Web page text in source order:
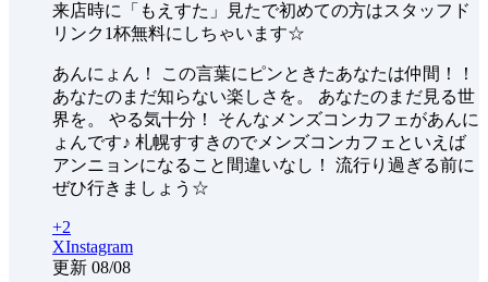
来店時に「もえすた」見たで初めての方はスタッフド
リンク1杯無料にしちゃいます☆
あんにょん！ この言葉にピンときたあなたは仲間！！
あなたのまだ知らない楽しさを。 あなたのまだ見る世
界を。 やる気十分！ そんなメンズコンカフェがあんに
ょんです♪ 札幌すすきのでメンズコンカフェといえば
アンニョンになること間違いなし！ 流行り過ぎる前に
ぜひ行きましょう☆
+2
XInstagram
更新 08/08